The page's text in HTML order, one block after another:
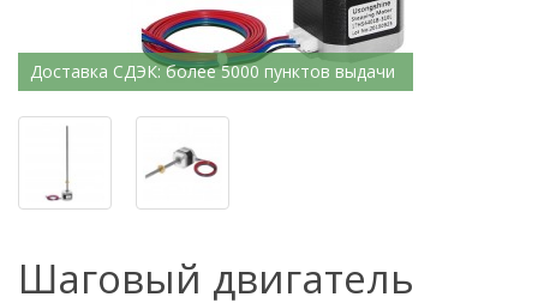
Доставка СДЭК: более 5000 пунктов выдачи
Шаговый двигатель